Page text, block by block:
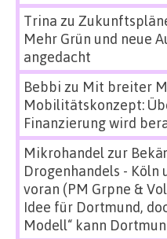
Trina zu
Mehr Grün und neue
angedacht
Bebbi zu Mit breiter
Mobilitätskonzept:
Finanzierung wird
Mikrohandel zur
Drogenhandels - Köln
voran (PM Grpne &
Idee für Dortmund,
Modell“ kann